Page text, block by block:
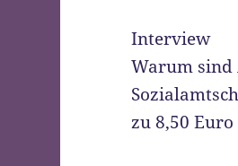
Interview
Warum sind
zu 8,50